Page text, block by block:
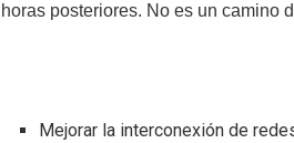
horas posteriores. No es un camino
Mejorar la interconexión de